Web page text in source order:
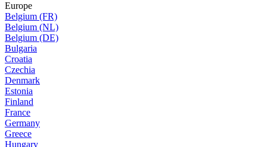
Europe
Belgium (FR)
Belgium (NL)
Belgium (DE)
Bulgaria
Croatia
Czechia
Denmark
Estonia
Finland
France
Germany
Greece
Hungary